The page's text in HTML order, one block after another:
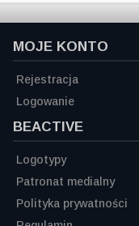
MOJE KONTO
Rejestracja
Logowanie
BEACTIVE
Logotypy
Patronat medialny
Polityka prywatności